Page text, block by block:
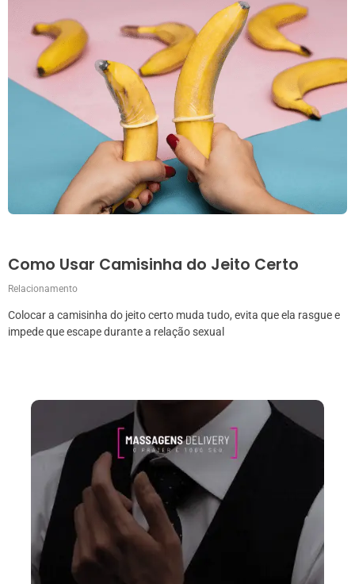
Como Usar Camisinha do Jeito Certo
Relacionamento
Colocar a camisinha do jeito certo muda tudo, evita que ela rasgue e
impede que escape durante a relação sexual